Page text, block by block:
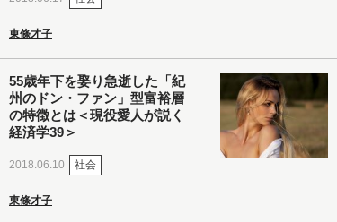
東條才子
55歳年下を娶り急逝した「紀
州のドン・ファン」型富裕層
の特徴とは＜現役愛人が説く
経済学39＞
2018.06.10 社会
東條才子